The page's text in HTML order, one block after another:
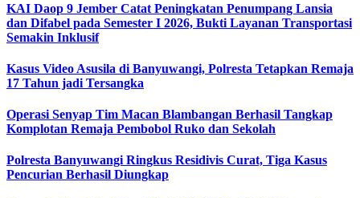
KAI Daop 9 Jember Catat Peningkatan Penumpang Lansia
dan Difabel pada Semester I 2026, Bukti Layanan Transportasi
Semakin Inklusif
Kasus Video Asusila di Banyuwangi, Polresta Tetapkan Remaja
17 Tahun jadi Tersangka
Operasi Senyap Tim Macan Blambangan Berhasil Tangkap
Komplotan Remaja Pembobol Ruko dan Sekolah
Polresta Banyuwangi Ringkus Residivis Curat, Tiga Kasus
Pencurian Berhasil Diungkap